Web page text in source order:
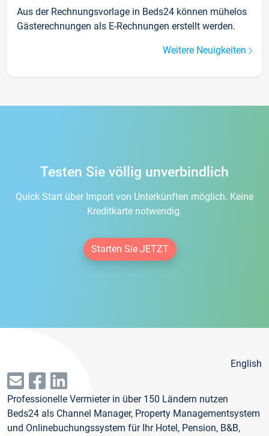
Aus der Rechnungsvorlage in Beds24 können mühelos
Gästerechnungen als E-Rechnungen erstellt werden.
Weitere Neuigkeiten
Testen Sie völlig unverbindlich
Quick Start über Import von Unterkünften möglich. Keine
Kreditkarte notwendig.
Starten Sie JETZT
English
Professionelle Vermieter in über 150 Ländern nutzen
Beds24 als Channel Manager, Property Managementsystem
und Onlinebuchungssystem für Ihr Hotel, Pension, B&B,